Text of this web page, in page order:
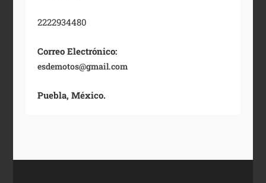
2222934480
Correo Electrónico:
esdemotos@gmail.com
Puebla, México.